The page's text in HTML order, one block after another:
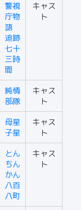
警視
庁物
語
追跡
七十
三時
間
キャス
ト
純情
部隊
キャス
ト
母星
子星
キャス
ト
とん
ちん
かん
八百
八町
キャス
ト